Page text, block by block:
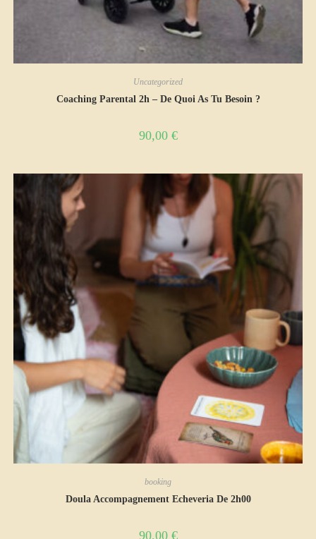
Uncategorized
Coaching Parental 2h – De Quoi As Tu Besoin ?
90,00 €
booking
Doula Accompagnement Echeveria De 2h00
90,00 €